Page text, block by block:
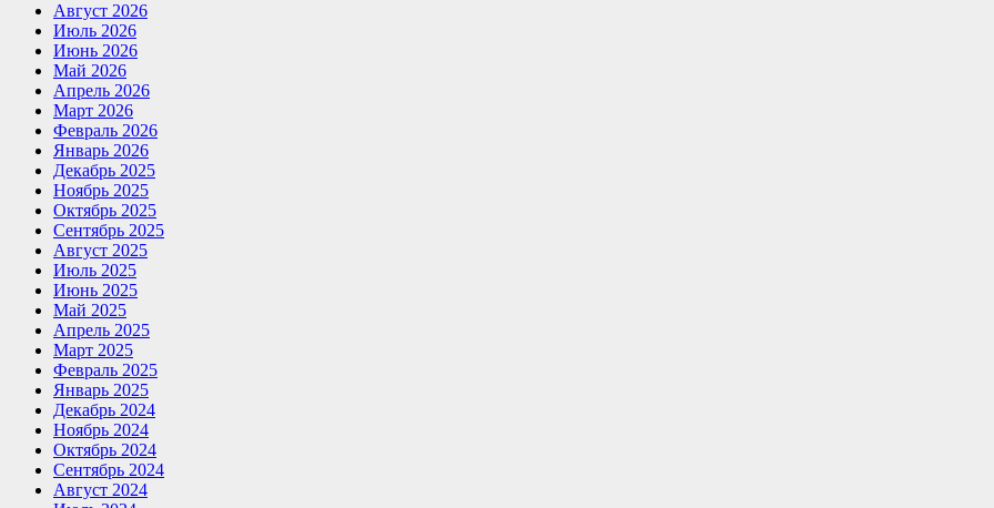
Август 2026
Июль 2026
Июнь 2026
Май 2026
Апрель 2026
Март 2026
Февраль 2026
Январь 2026
Декабрь 2025
Ноябрь 2025
Октябрь 2025
Сентябрь 2025
Август 2025
Июль 2025
Июнь 2025
Май 2025
Апрель 2025
Март 2025
Февраль 2025
Январь 2025
Декабрь 2024
Ноябрь 2024
Октябрь 2024
Сентябрь 2024
Август 2024